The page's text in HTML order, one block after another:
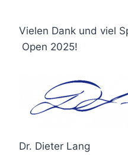
Vielen Dank und viel
Open 2025!
Dr. Dieter Lang